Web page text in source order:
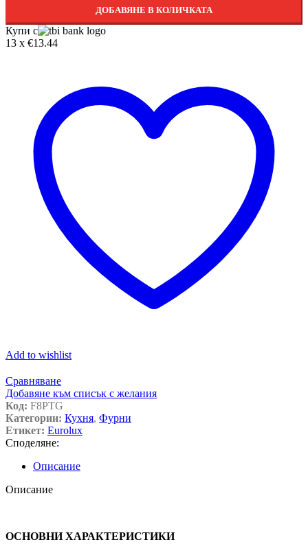
ДОБАВЯНЕ В КОЛИЧКАТА
Купи с
13 x €13.44
Add to wishlist
Сравняване
Добавяне към списък с желания
Код: F8PTG
Категории: Кухня, Фурни
Етикет: Eurolux
Споделяне:
Описание
Описание
ОСНОВНИ ХАРАКТЕРИСТИКИ